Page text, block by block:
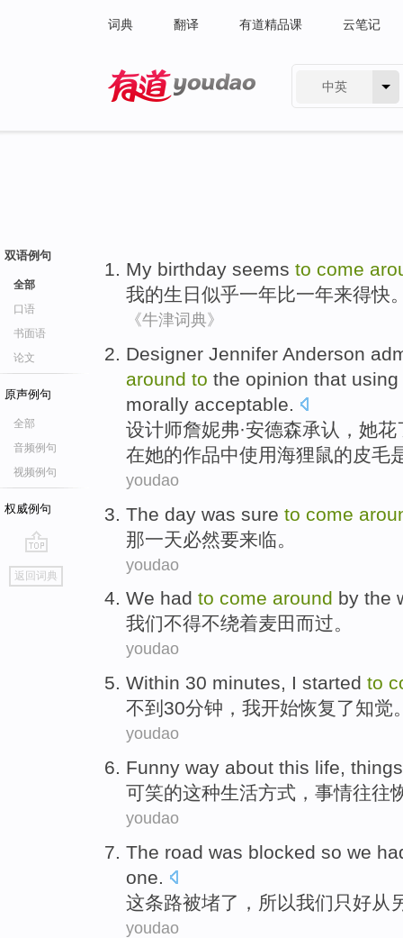
词典 翻译 有道精品课 云笔记
中英
双语例句
全部
口语
书面语
论文
原声例句
全部
音频例句
视频例句
权威例句
go
top
返回词典
My birthday seems to come
我的生日 似乎一年比一年来得快
《牛津词典》
Designer Jennifer Anderson
around to the opinion that
morally acceptable.
设计师詹妮弗·安德森承认，她
在她的作品中使用海狸鼠的皮毛
youdao
The day was sure to come
那一天必然要来临 。
youdao
We had to come around by the
我们不得不绕着麦田而过。
youdao
Within 30 minutes, I started to
不到 30分钟 ， 我开始恢复了知觉
youdao
Funny way about this life, things
可笑的这种生活方式， 事情往往
youdao
The road was blocked so we
one.
这条路被堵了 ， 所以我们 只好从
youdao